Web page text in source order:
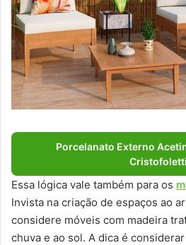
Porcelanato Externo
Cristofoletti
Essa lógica vale também para os
Invista na criação de espaços ao
considere móveis com madeira
chuva e ao sol. A dica é